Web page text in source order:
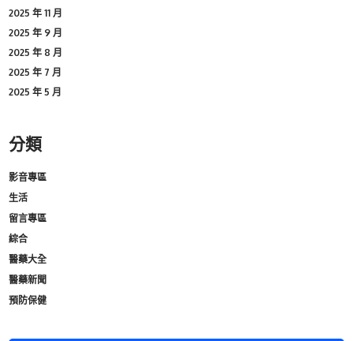
2025 年 11 月
2025 年 9 月
2025 年 8 月
2025 年 7 月
2025 年 5 月
分類
影音專區
生活
留言專區
綜合
醫藥大全
醫藥新聞
預防保健